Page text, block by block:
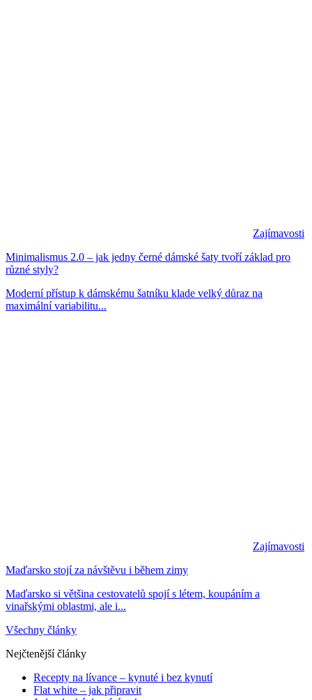
Zajímavosti
Minimalismus 2.0 – jak jedny černé dámské šaty tvoří základ pro
různé styly?
Moderní přístup k dámskému šatníku klade velký důraz na
maximální variabilitu...
Zajímavosti
Maďarsko stojí za návštěvu i během zimy
Maďarsko si většina cestovatelů spojí s létem, koupáním a
vinařskými oblastmi, ale i...
Všechny články
Nejčtenější články
Recepty na lívance – kynuté i bez kynutí
Flat white – jak připravit